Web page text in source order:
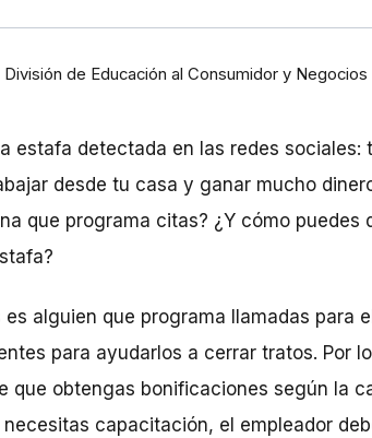
División de Educación al Consumidor y Negocios
estafa detectada en las redes sociales:
desde tu casa y ganar mucho
que programa citas? ¿Y cómo puedes
alguien que programa llamadas para
para ayudarlos a cerrar tratos. Por
que obtengas bonificaciones según la
capacitación, el empleador